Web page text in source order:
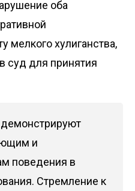
оба
мелкого хулиганства,
суд для принятия
и
поведения в
Стремление к